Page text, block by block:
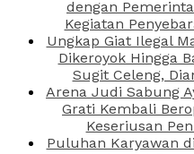
dengan
Kegiatan
Ungkap Giat Ilegal
Dikeroyok Hingga
Sugit Celeng,
Arena Judi Sabung
Grati Kembali
Keseriusan
Puluhan Karyawan